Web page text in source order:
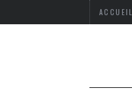
ACCUEIL